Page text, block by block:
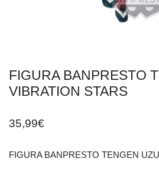
FIGURA BANPRESTO
VIBRATION STARS
35,99€
FIGURA BANPRESTO TENGEN